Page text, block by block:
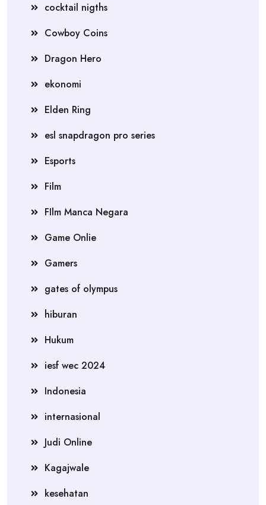
cocktail nigths
Cowboy Coins
Dragon Hero
ekonomi
Elden Ring
esl snapdragon pro series
Esports
Film
FIlm Manca Negara
Game Onlie
Gamers
gates of olympus
hiburan
Hukum
iesf wec 2024
Indonesia
internasional
Judi Online
Kagajwale
kesehatan